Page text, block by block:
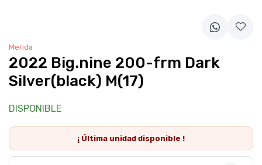
Merida
2022 Big.nine 200-frm Dark
Silver(black) M(17)
DISPONIBLE
¡ Última unidad disponible !